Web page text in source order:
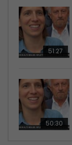
51:27
50:30